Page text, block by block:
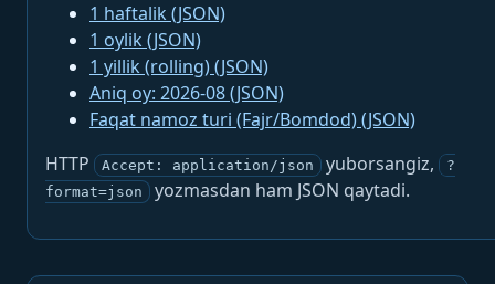
1 haftalik (JSON)
1 oylik (JSON)
1 yillik (rolling) (JSON)
Aniq oy: 2026-08 (JSON)
Faqat namoz turi (Fajr/Bomdod) (JSON)
HTTP
Accept: application/json yuborsangiz,
?
format=json
yozmasdan ham JSON qaytadi.